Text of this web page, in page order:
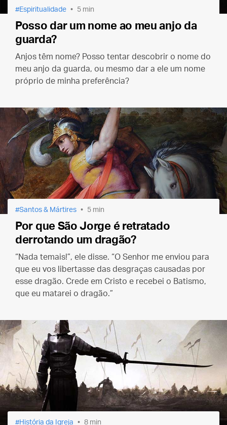
Espiritualidade 5 min
Posso dar um nome ao meu anjo da
guarda?
Anjos têm nome? Posso tentar descobrir o nome do
meu anjo da guarda, ou mesmo dar a ele um nome
próprio de minha preferência?
Santos & Mártires 5 min
Por que São Jorge é retratado
derrotando um dragão?
“Nada temais!”, ele disse. “O Senhor me enviou para
que eu vos libertasse das desgraças causadas por
esse dragão. Crede em Cristo e recebei o Batismo,
que eu matarei o dragão.”
História da Igreja 8 min